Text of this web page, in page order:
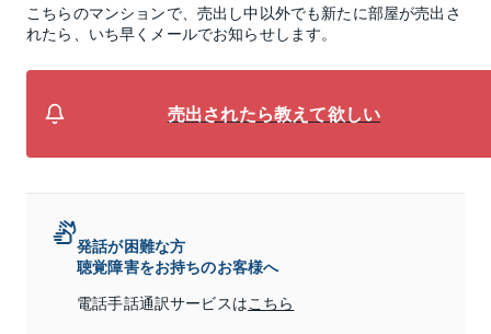
こちらのマンションで、売出し中以外でも新たに部屋が売出さ
れたら、いち早くメールでお知らせします。
売出されたら教えて欲しい
発話が困難な方
聴覚障害をお持ちのお客様へ
電話手話通訳サービスはこちら